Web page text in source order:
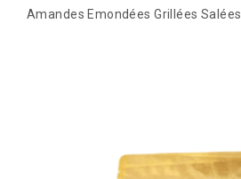
Amandes Emondées Grillées Salées